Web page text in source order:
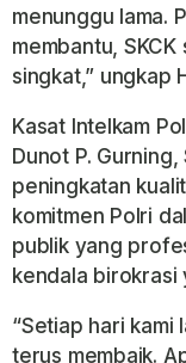
menunggu lama.
membantu,
singkat,” ungkap
Kasat Intelkam
Dunot P.
peningkatan
komitmen Polri
publik yang
kendala
“Setiap hari kami
terus membaik.